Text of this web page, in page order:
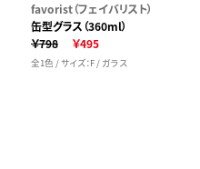
favorist（フェイバリスト）
缶型グラス（360ml）
￥798
￥495
全1色 / サイズ：F / ガラス